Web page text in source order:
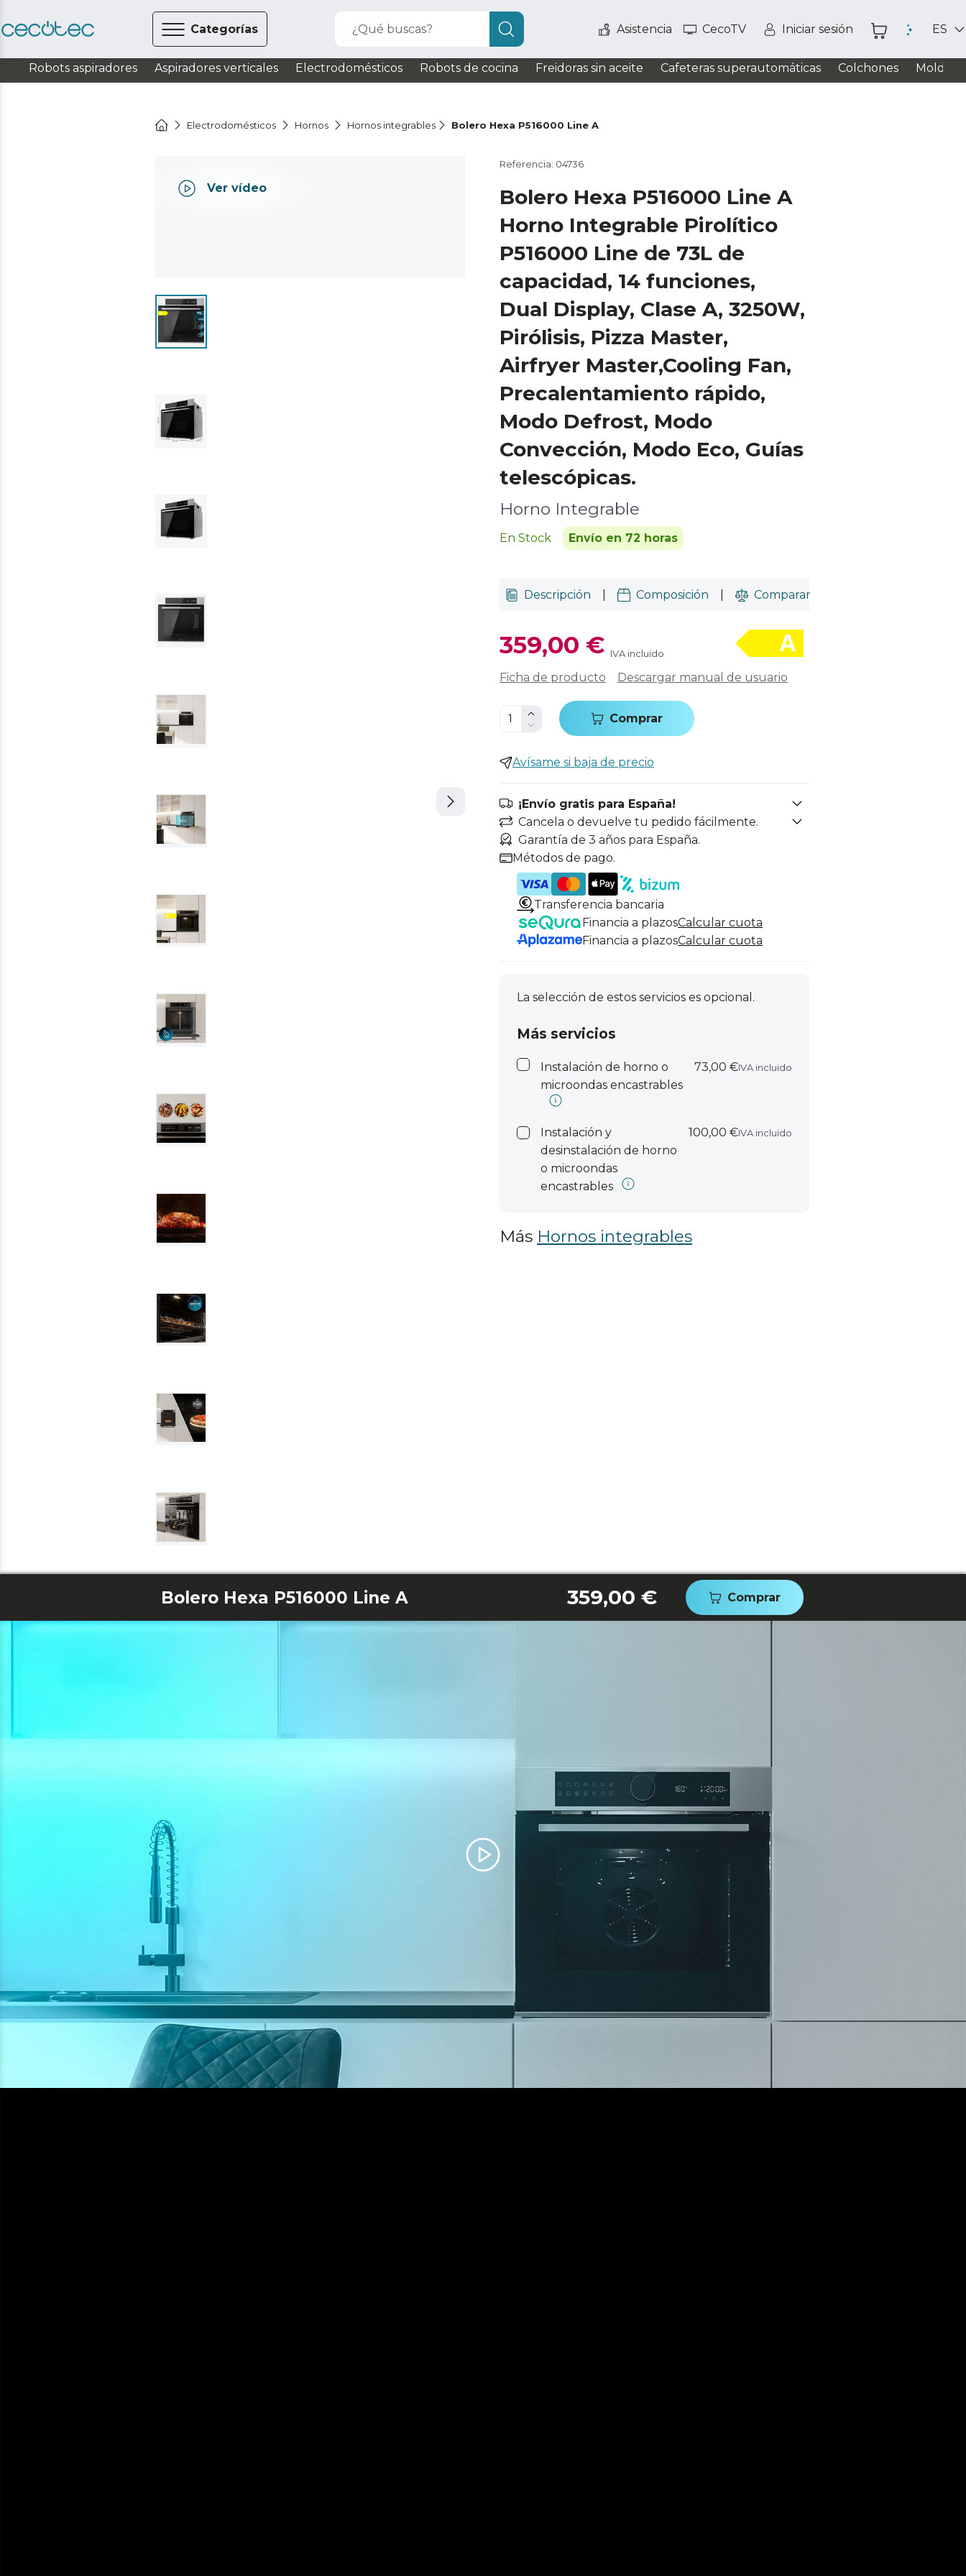
Categorías ¿Qué buscas? Asistencia CecoTV Iniciar sesión ES
Robots aspiradores Aspiradores verticales Electrodomésticos Robots de cocina Freidoras sin aceite Cafeteras superautomáticas Colchones
Electrodomésticos Hornos Hornos integrables Bolero Hexa P516000 Line A
Ver vídeo
Referencia: 04736
Bolero Hexa P516000 Line A
Horno Integrable Pirolítico
P516000 Line de 73L de
capacidad, 14 funciones,
Dual Display, Clase A, 3250W,
Pirólisis, Pizza Master,
Airfryer Master,Cooling Fan,
Precalentamiento rápido,
Modo Defrost, Modo
Convección, Modo Eco, Guías
telescópicas.
Horno Integrable
En Stock Envío en 72 horas
Descripción Composición Comparar
359,00 € IVA incluido
Ficha de producto Descargar manual de usuario
Comprar
Avísame si baja de precio
¡Envío gratis para España!
Cancela o devuelve tu pedido fácilmente.
Garantía de 3 años para España.
Métodos de pago.
Transferencia bancaria
Financia a plazosCalcular cuota
Financia a plazosCalcular cuota
La selección de estos servicios es opcional.
Más servicios
Instalación de horno o
microondas encastrables
73,00 €IVA incluido
Instalación y
desinstalación de horno
o microondas
encastrables
100,00 €IVA incluido
Más Hornos integrables
Bolero Hexa P516000 Line A 359,00 € Comprar